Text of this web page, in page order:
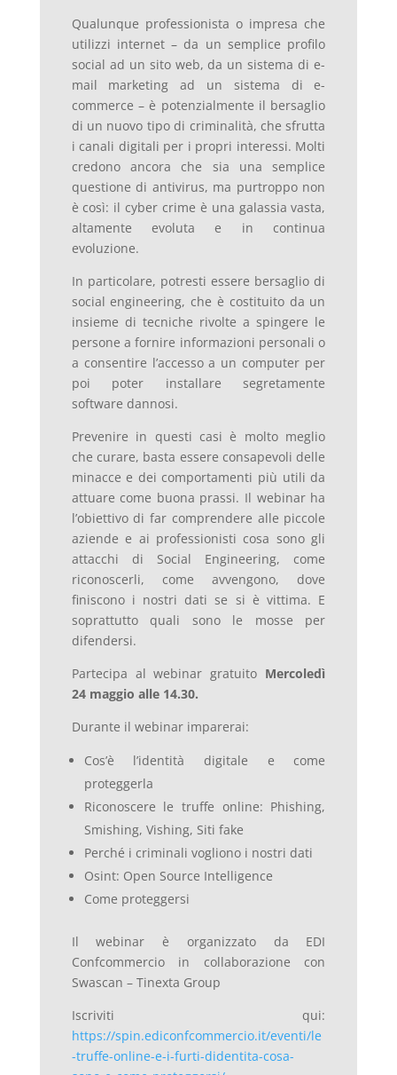
Qualunque professionista o impresa che
utilizzi internet – da un semplice profilo
social ad un sito web, da un sistema di e-
mail marketing ad un sistema di e-
commerce – è potenzialmente il bersaglio
di un nuovo tipo di criminalità, che sfrutta
i canali digitali per i propri interessi. Molti
credono ancora che sia una semplice
questione di antivirus, ma purtroppo non
è così: il cyber crime è una galassia vasta,
altamente evoluta e in continua
evoluzione.
In particolare, potresti essere bersaglio di
social engineering, che è costituito da un
insieme di tecniche rivolte a spingere le
persone a fornire informazioni personali o
a consentire l’accesso a un computer per
poi poter installare segretamente
software dannosi.
Prevenire in questi casi è molto meglio
che curare, basta essere consapevoli delle
minacce e dei comportamenti più utili da
attuare come buona prassi. Il webinar ha
l’obiettivo di far comprendere alle piccole
aziende e ai professionisti cosa sono gli
attacchi di Social Engineering, come
riconoscerli, come avvengono, dove
finiscono i nostri dati se si è vittima. E
soprattutto quali sono le mosse per
difendersi.
Partecipa al webinar gratuito Mercoledì
24 maggio alle 14.30.
Durante il webinar imparerai:
Cos’è l’identità digitale e come
proteggerla
Riconoscere le truffe online: Phishing,
Smishing, Vishing, Siti fake
Perché i criminali vogliono i nostri dati
Osint: Open Source Intelligence
Come proteggersi
Il webinar è organizzato da EDI
Confcommercio in collaborazione con
Swascan – Tinexta Group
Iscriviti qui:
https://spin.ediconfcommercio.it/eventi/le
-truffe-online-e-i-furti-didentita-cosa-